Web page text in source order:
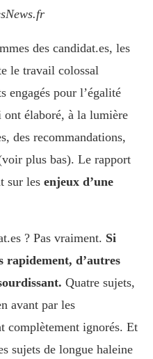
des candidat.es, les
le travail colossal
engagés pour l’égalité
ont élaboré, à la lumière
des recommandations,
plus bas). Le rapport
sur les enjeux d’une
? Pas vraiment. Si
rapidement, d’autres
Quatre sujets,
avant par les
complètement ignorés. Et
sujets de longue haleine